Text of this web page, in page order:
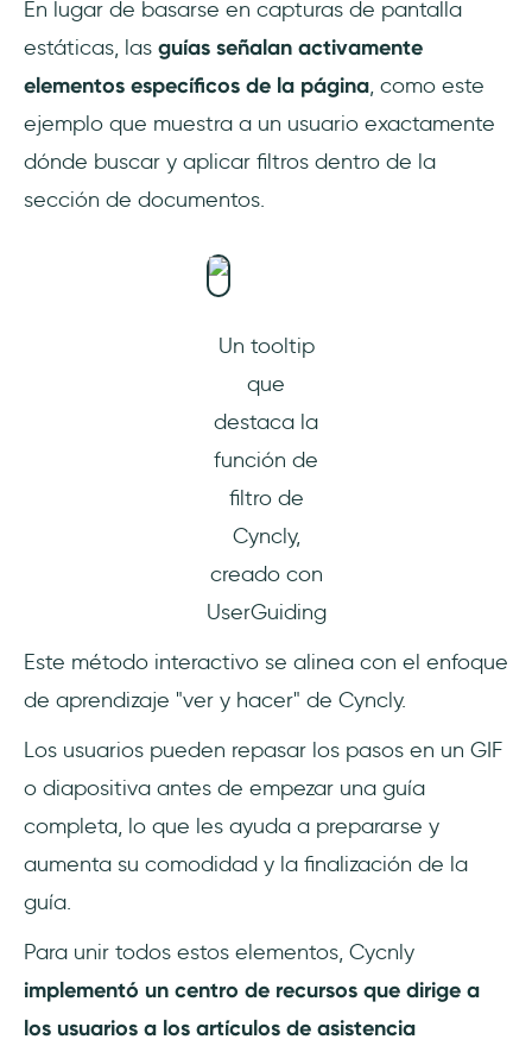
En lugar de basarse en capturas de pantalla
estáticas, las guías señalan activamente
elementos específicos de la página, como este
ejemplo que muestra a un usuario exactamente
dónde buscar y aplicar filtros dentro de la
sección de documentos.
Un tooltip
que
destaca la
función de
filtro de
Cyncly,
creado con
UserGuiding
Este método interactivo se alinea con el enfoque
de aprendizaje "ver y hacer" de Cyncly.
Los usuarios pueden repasar los pasos en un GIF
o diapositiva antes de empezar una guía
completa, lo que les ayuda a prepararse y
aumenta su comodidad y la finalización de la
guía.
Para unir todos estos elementos, Cycnly
implementó un centro de recursos que dirige a
los usuarios a los artículos de asistencia